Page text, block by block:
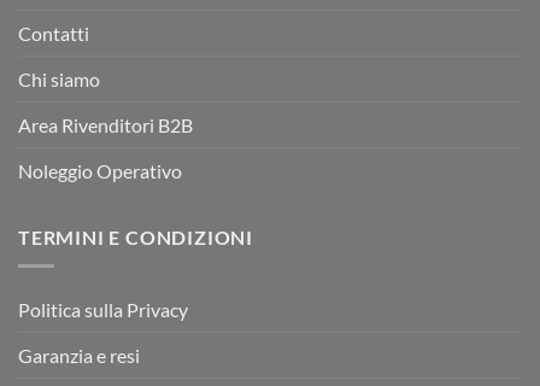
Contatti
Chi siamo
Area Rivenditori B2B
Noleggio Operativo
TERMINI E CONDIZIONI
Politica sulla Privacy
Garanzia e resi